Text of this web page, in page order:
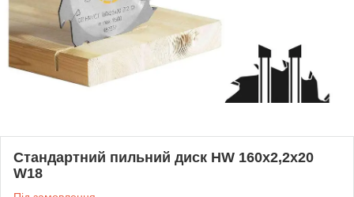
Стандартний пильний диск HW 160x2,2x20
W18